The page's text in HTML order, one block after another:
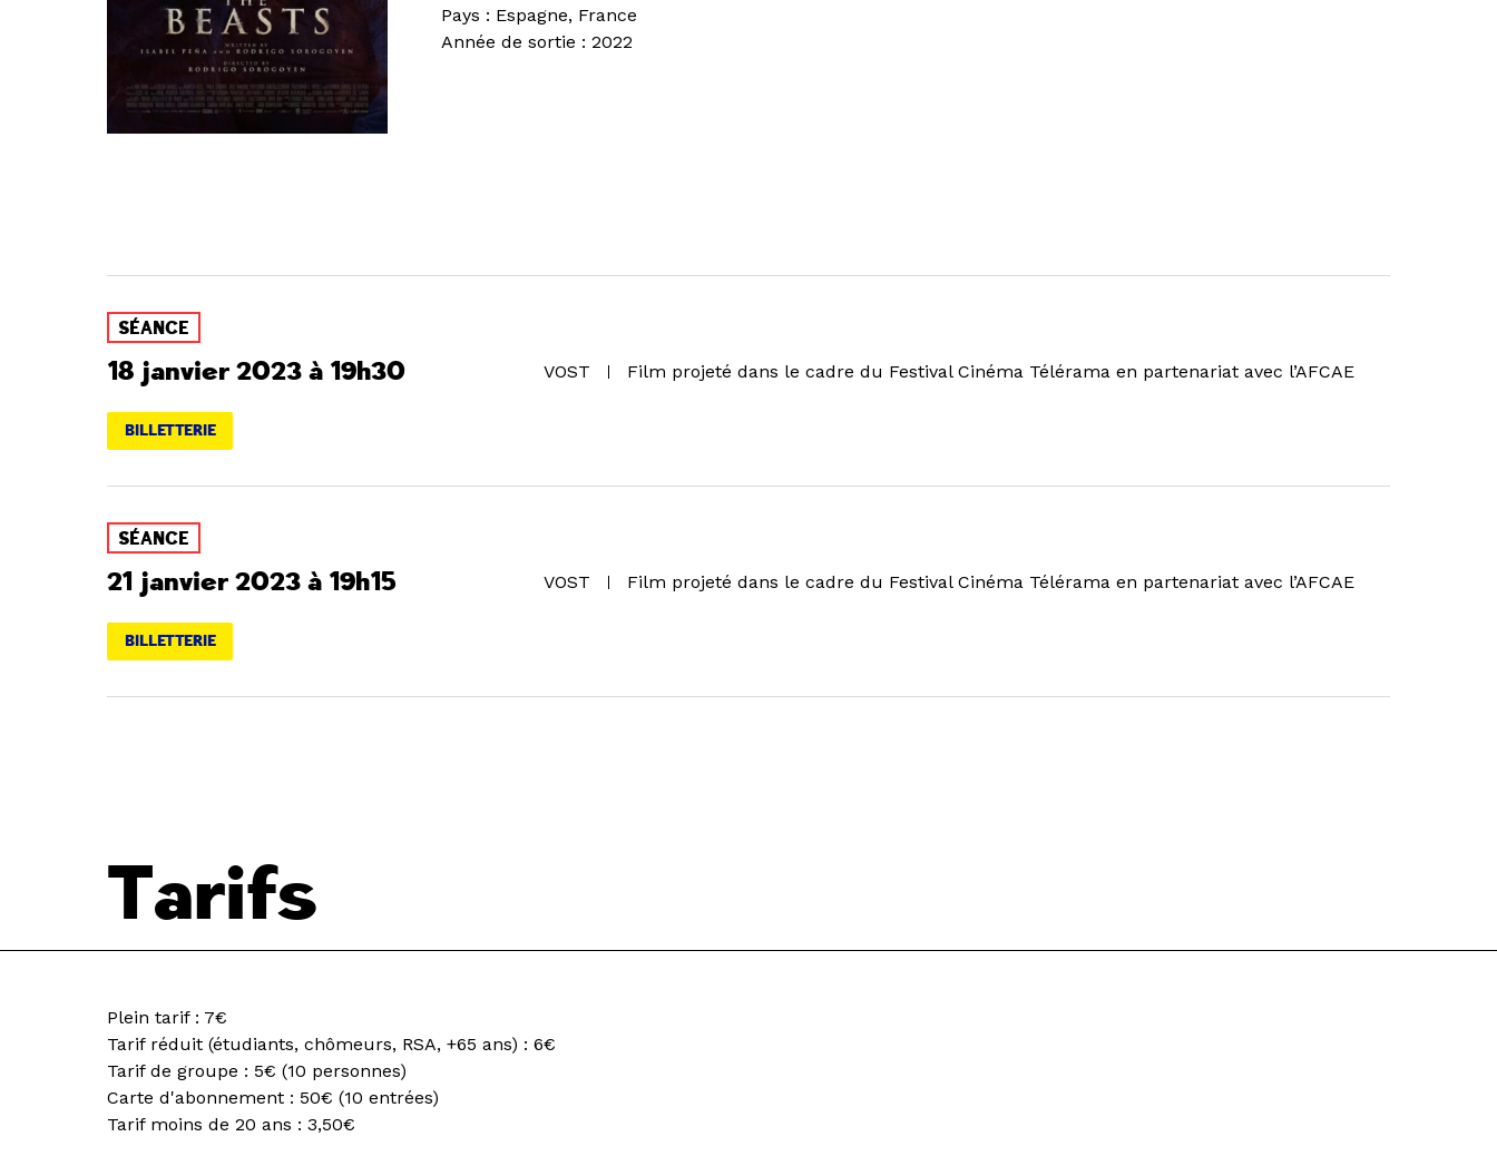
Pays : Espagne, France
Année de sortie : 2022
SÉANCE
18 janvier 2023 à 19h30 VOST Film projeté dans le cadre du Festival Cinéma Télérama en partenariat avec l’AFCAE
BILLETTERIE
SÉANCE
21 janvier 2023 à 19h15 VOST Film projeté dans le cadre du Festival Cinéma Télérama en partenariat avec l’AFCAE
BILLETTERIE
Tarifs
Plein tarif : 7€
Tarif réduit (étudiants, chômeurs, RSA, +65 ans) : 6€
Tarif de groupe : 5€ (10 personnes)
Carte d'abonnement : 50€ (10 entrées)
Tarif moins de 20 ans : 3,50€